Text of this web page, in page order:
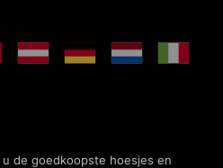
de goedkoopste hoesjes en